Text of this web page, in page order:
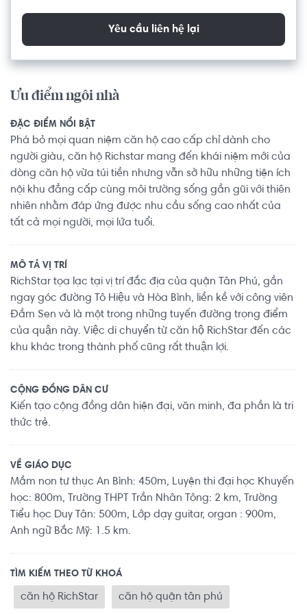
Yêu cầu liên hệ lại
Ưu điểm ngôi nhà
ĐẶC ĐIỂM NỔI BẬT
Phá bỏ mọi quan niệm căn hộ cao cấp chỉ dành cho
người giàu, căn hộ Richstar mang đến khái niệm mới của
dòng căn hộ vừa túi tiền nhưng vẫn sở hữu những tiện ích
nội khu đẳng cấp cùng môi trường sống gần gũi với thiên
nhiên nhằm đáp ứng được nhu cầu sống cao nhất của
tất cả mọi người, mọi lứa tuổi.
MÔ TẢ VỊ TRÍ
RichStar tọa lạc tại vị trí đắc địa của quận Tân Phú, gần
ngay góc đường Tô Hiệu và Hòa Bình, liền kề với công viên
Đầm Sen và là một trong những tuyến đường trọng điểm
của quận này. Việc di chuyển từ căn hộ RichStar đến các
khu khác trong thành phố cũng rất thuận lợi.
CỘNG ĐỒNG DÂN CƯ
Kiến tạo cộng đồng dân hiện đại, văn minh, đa phần là tri
thức trẻ.
VỀ GIÁO DỤC
Mầm non tư thục An Bình: 450m, Luyện thi đại học Khuyến
học: 800m, Trường THPT Trần Nhân Tông: 2 km, Trường
Tiểu học Duy Tân: 500m, Lớp dạy guitar, organ : 900m,
Anh ngữ Bắc Mỹ: 1.5 km.
TÌM KIẾM THEO TỪ KHOÁ
căn hộ RichStar căn hộ quận tân phú